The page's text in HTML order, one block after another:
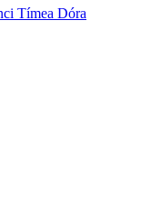
Tímea Dóra